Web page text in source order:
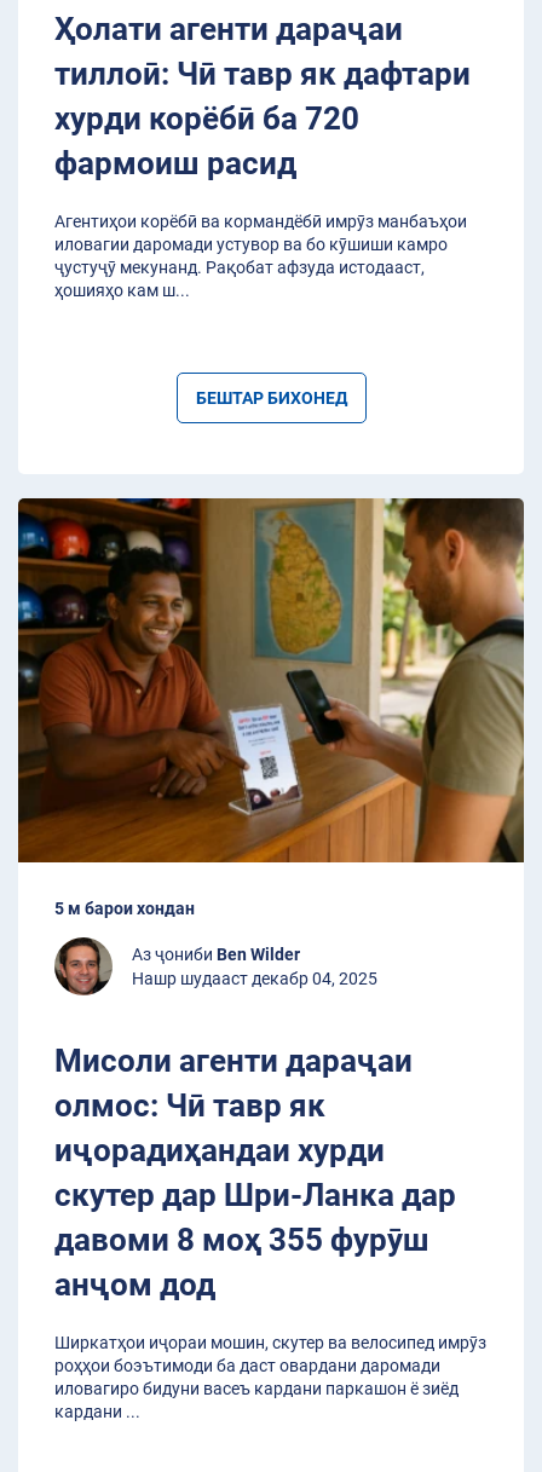
Ҳолати агенти дараҷаи
тиллоӣ: Чӣ тавр як дафтари
хурди корёбӣ ба 720
фармоиш расид
Агентиҳои корёбӣ ва кормандёбӣ имрӯз манбаъҳои
иловагии даромади устувор ва бо кӯшиши камро
ҷустуҷӯ мекунанд. Рақобат афзуда истодааст,
ҳошияҳо кам ш...
БЕШТАР БИХОНЕД
5 м барои хондан
Аз ҷониби Ben Wilder
Нашр шудааст декабр 04, 2025
Мисоли агенти дараҷаи
олмос: Чӣ тавр як
иҷорадиҳандаи хурди
скутер дар Шри-Ланка дар
давоми 8 моҳ 355 фурӯш
анҷом дод
Ширкатҳои иҷораи мошин, скутер ва велосипед имрӯз
роҳҳои боэътимоди ба даст овардани даромади
иловагиро бидуни васеъ кардани паркашон ё зиёд
кардани ...